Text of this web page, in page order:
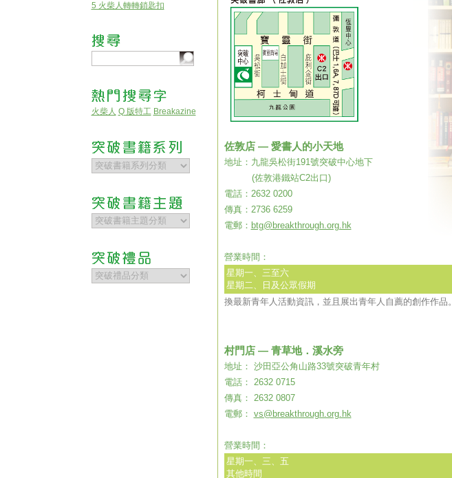
5 火柴人轉轉鎖匙扣
火柴人 Q 版特工 Breakazine
佐敦店 — 愛書人的小天地
地址：九龍吳松街191號突破中心地下
(佐敦港鐵站C2出口)
電話：2632 0200
傳真：2736 6259
電郵： btg@breakthrough.org.hk
營業時間：
星期一、三至六
星期二、日及公眾假期
換最新青年人活動資訊，並且展出青年人自薦的創作作品。
村門店 — 青草地．溪水旁
地址： 沙田亞公角山路33號突破青年村
電話： 2632 0715
傳真： 2632 0807
電郵： vs@breakthrough.org.hk
營業時間：
星期一、三、​五
其他時間